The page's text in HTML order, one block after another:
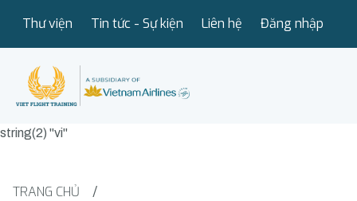
Thư viện Tin tức - Sự kiện Liên hệ Đăng nhập
string(2) "vi"
TRANG CHỦ
/